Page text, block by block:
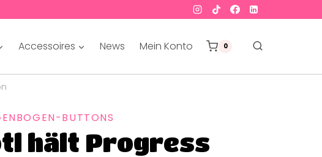
Accessoires News Mein Konto 0
BUTTONS
hält Progress